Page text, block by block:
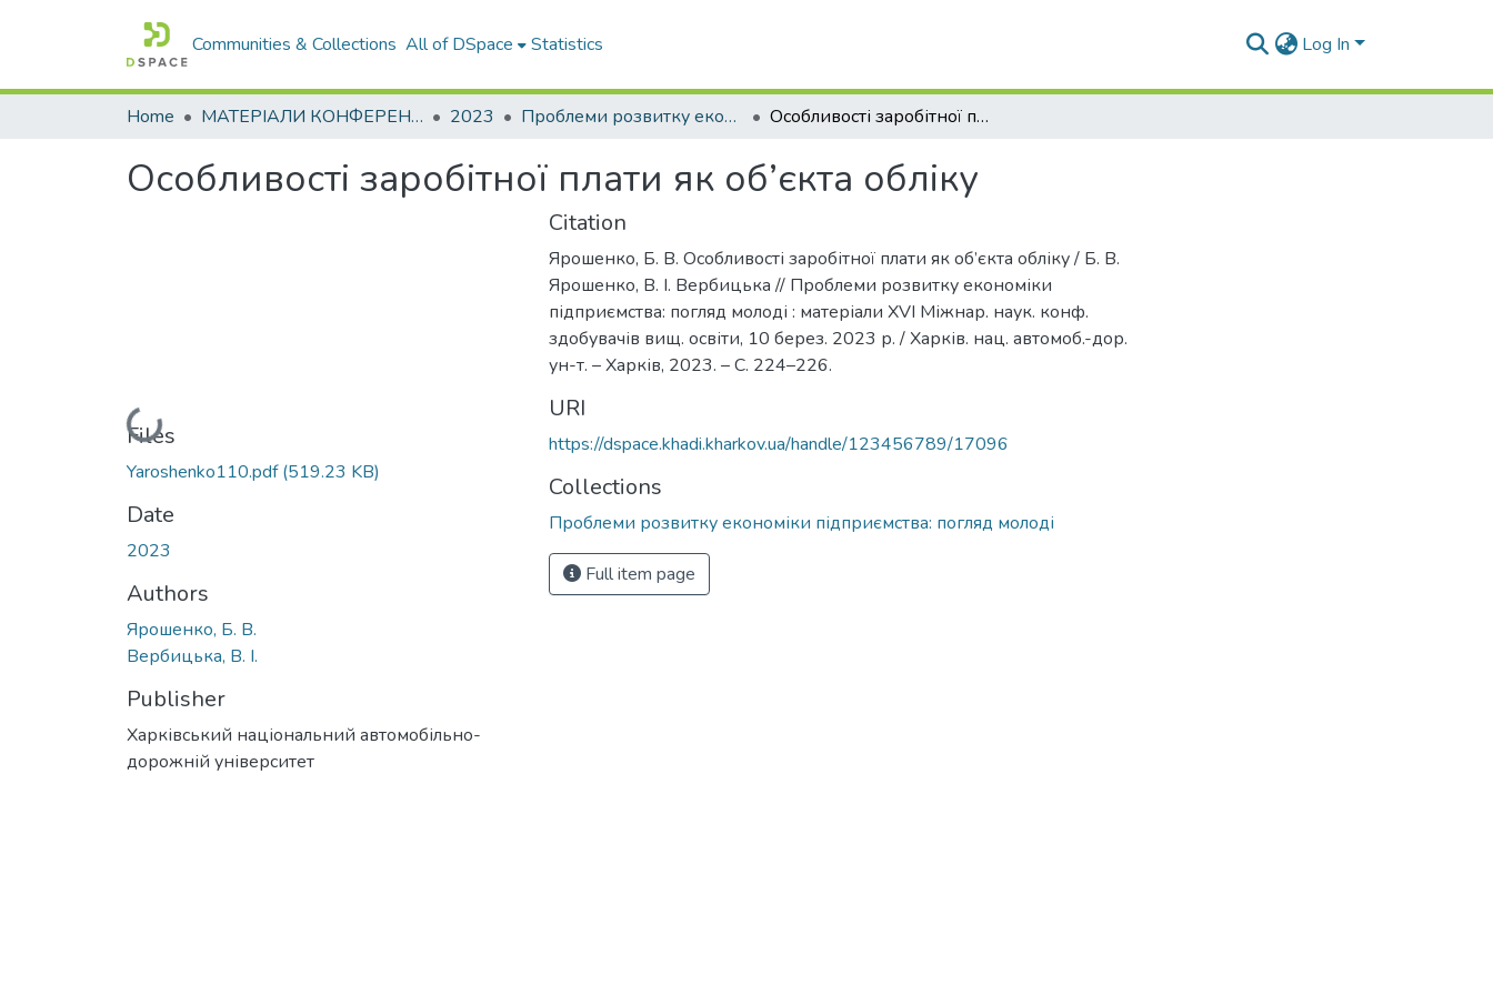
Communities & Collections All of DSpace Statistics Log In
Home МАТЕРІАЛИ КОНФЕРЕНЦІЙ 2023 Проблеми розвитку економіки підприємства: погляд молоді Особливості заробітної плати як об’єкта обліку
Особливості заробітної плати як об’єкта обліку
Loading...
Files
Yaroshenko110.pdf(519.23 KB)
Date
2023
Authors
Ярошенко, Б. В.
Вербицька, В. І.
Publisher
Харківський національний автомобільно-
дорожній університет
Citation
Ярошенко, Б. В. Особливості заробітної плати як об’єкта обліку / Б. В.
Ярошенко, В. І. Вербицька // Проблеми розвитку економіки
підприємства: погляд молоді : матеріали XVI Міжнар. наук. конф.
здобувачів вищ. освіти, 10 берез. 2023 р. / Харків. нац. автомоб.-дор.
ун-т. – Харків, 2023. – С. 224–226.
URI
https://dspace.khadi.kharkov.ua/handle/123456789/17096
Collections
Проблеми розвитку економіки підприємства: погляд молоді
Full item page